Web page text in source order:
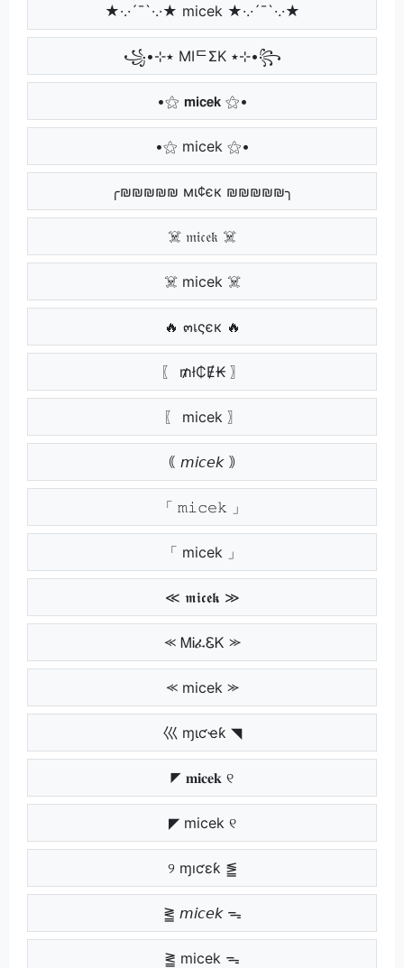
★·.·´¯`·.·★ micek ★·.·´¯`·.·★
꧁•⊹٭ MIᄃΣK ٭⊹•꧂
•⚝ 𝗺𝗶𝗰𝗲𝗸 ⚝•
•⚝ micek ⚝•
╭₪₪₪₪₪ мι¢єк ₪₪₪₪₪╮
☠️ 𝔪𝔦𝔠𝔢𝔨 ☠️
☠️ micek ☠️
🔥 ๓เςєк 🔥
〖 ₥ł₵Ɇ₭ 〗
〖 micek 〗
｟ 𝘮𝘪𝘤𝘦𝘬 ｠
「 𝚖𝚒𝚌𝚎𝚔 」
「 micek 」
≪ 𝖒𝖎𝖈𝖊𝖐 ≫
⪻ ᎷᎥፈᏋᏦ ⪼
⪻ micek ⪼
巛 ɱιƈҽƙ ◥
◤ 𝐦𝐢𝐜𝐞𝐤 ୧
◤ micek ୧
୨ ɱıƈɛƙ ⪑
⪒ 𝘮𝘪𝘤𝘦𝘬 ᯓ
⪒ micek ᯓ